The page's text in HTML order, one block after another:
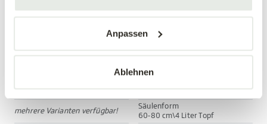
Anpassen
Ablehnen
Nashi 'Hosui'
34,90 €
mehrere Varianten verfügbar!
Rote Ribiselsäule
24,99 €
Säulenform
60-80 cm\4 Liter Topf